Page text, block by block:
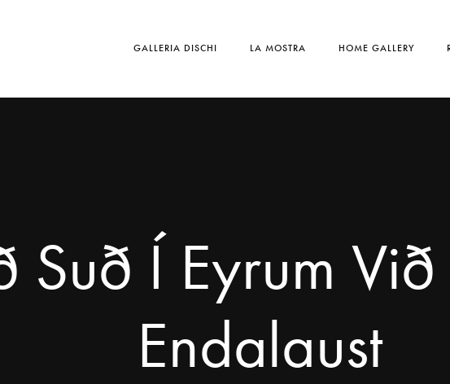
GALLERIA DISCHI LA MOSTRA HOME GALLERY
Suð Í Eyrum Við
Endalaust